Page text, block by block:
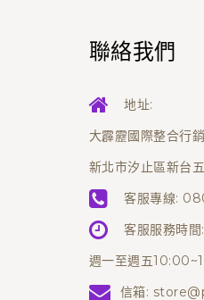
聯絡我們
地址:
大霹靂國際整合行
新北市汐止區新台
客服專線:
客服服務時間:
週一至週五
信箱: